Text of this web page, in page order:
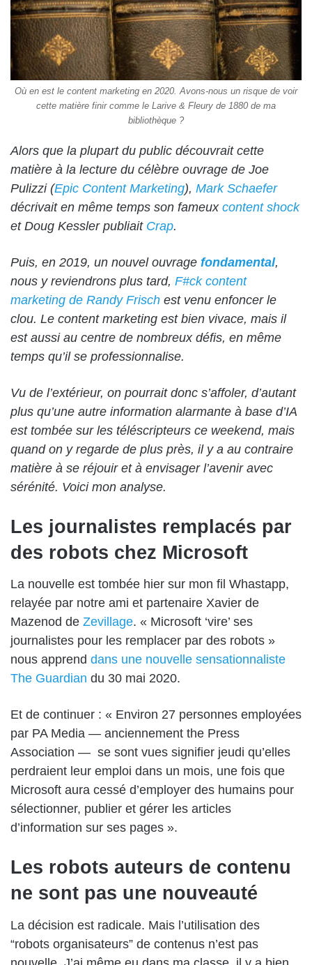
Où en est le content marketing en 2020. Avons-nous un risque de voir
cette matière finir comme le Larive & Fleury de 1880 de ma
bibliothèque ?
Alors que la plupart du public découvrait cette
matière à la lecture du célèbre ouvrage de Joe
Pulizzi (Epic Content Marketing), Mark Schaefer
décrivait en même temps son fameux content shock
et Doug Kessler publiait Crap.
Puis, en 2019, un nouvel ouvrage fondamental,
nous y reviendrons plus tard, F#ck content
marketing de Randy Frisch est venu enfoncer le
clou. Le content marketing est bien vivace, mais il
est aussi au centre de nombreux défis, en même
temps qu’il se professionnalise.
Vu de l’extérieur, on pourrait donc s’affoler, d’autant
plus qu’une autre information alarmante à base d’IA
est tombée sur les téléscripteurs ce weekend, mais
quand on y regarde de plus près, il y a au contraire
matière à se réjouir et à envisager l’avenir avec
sérénité. Voici mon analyse.
Les journalistes remplacés par
des robots chez Microsoft
La nouvelle est tombée hier sur mon fil Whastapp,
relayée par notre ami et partenaire Xavier de
Mazenod de Zevillage. « Microsoft ‘vire’ ses
journalistes pour les remplacer par des robots »
nous apprend dans une nouvelle sensationnaliste
The Guardian du 30 mai 2020.
Et de continuer : « Environ 27 personnes employées
par PA Media — anciennement the Press
Association — se sont vues signifier jeudi qu’elles
perdraient leur emploi dans un mois, une fois que
Microsoft aura cessé d’employer des humains pour
sélectionner, publier et gérer les articles
d’information sur ses pages ».
Les robots auteurs de contenu
ne sont pas une nouveauté
La décision est radicale. Mais l’utilisation des
“robots organisateurs” de contenus n’est pas